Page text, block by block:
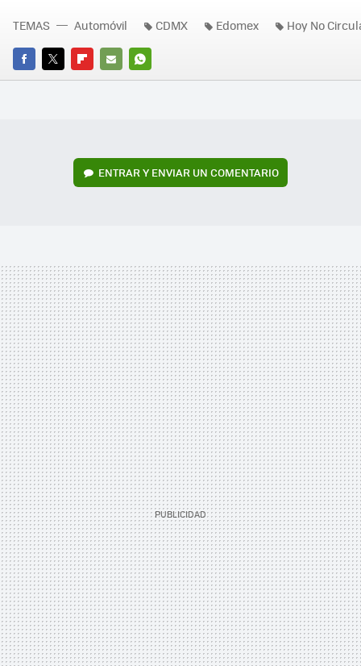
FACEBOOK
TWITTERFLIPBOARD
E-
WHATSAPP
TEMAS Automóvil CDMX Edomex Hoy No
ENTRAR Y ENVIAR UN COMENTARIO